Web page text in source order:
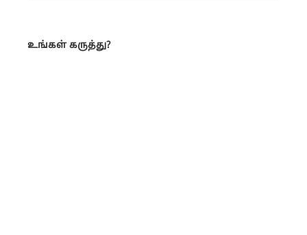
உங்கள் கருத்து?